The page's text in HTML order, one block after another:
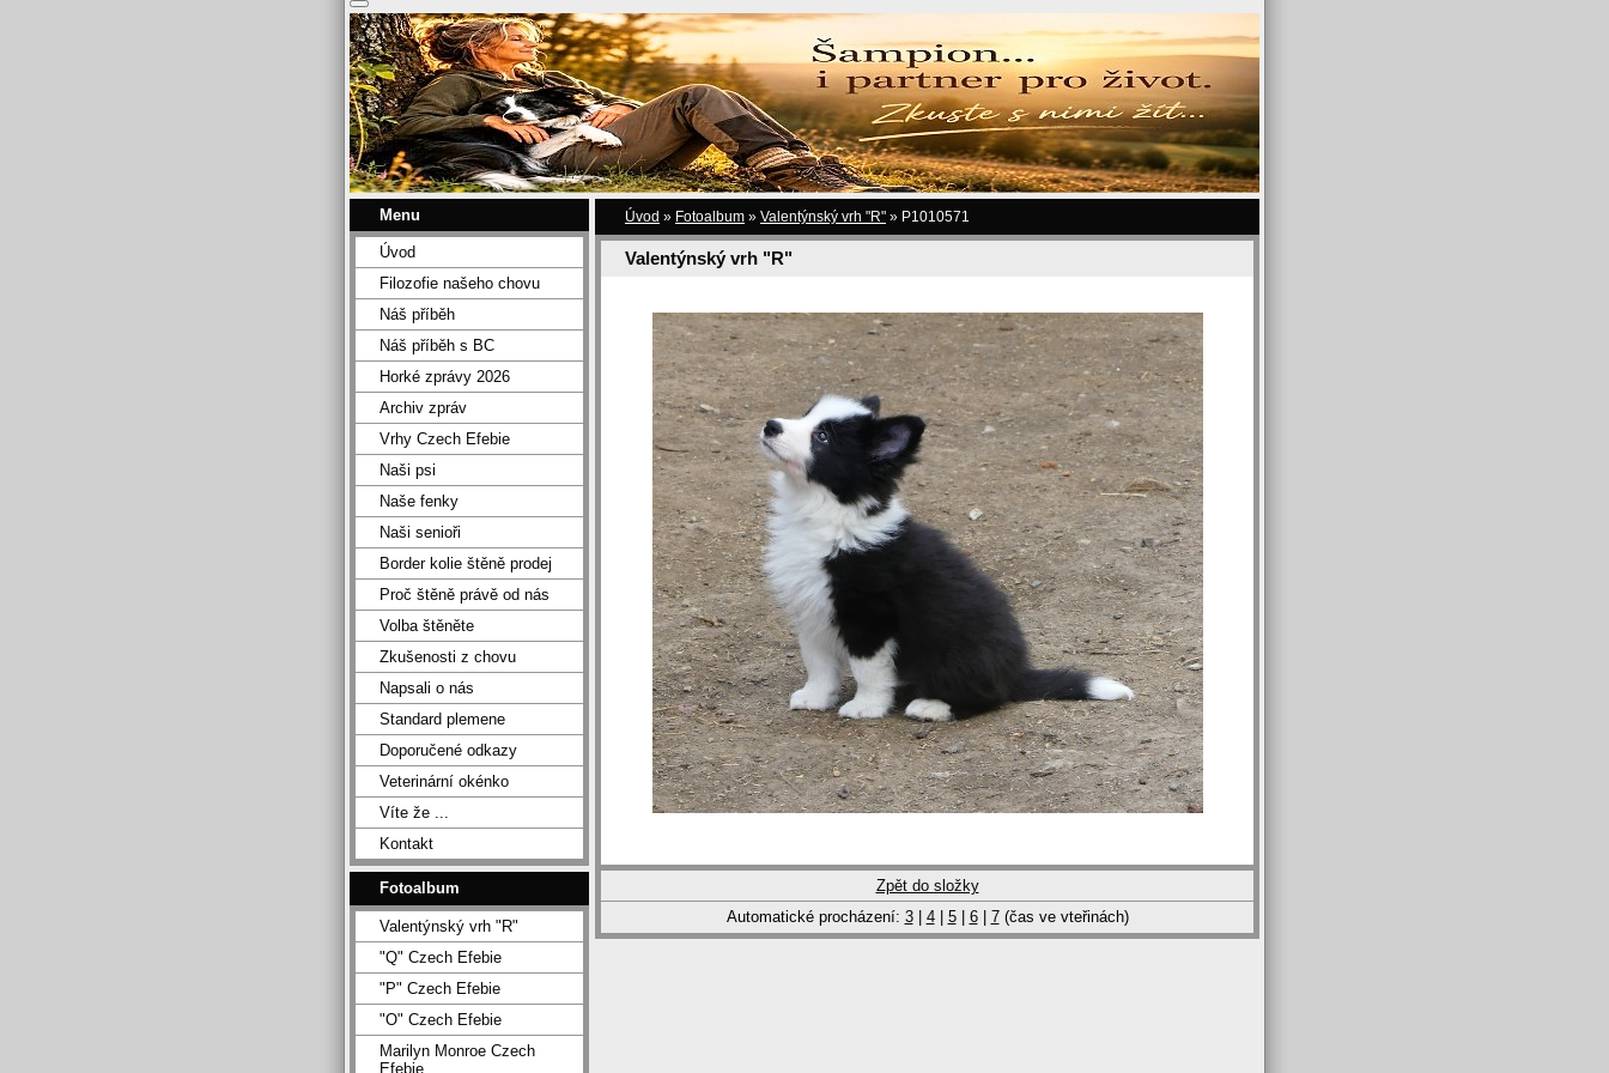
Úvod » Fotoalbum » Valentýnský vrh "R" » P1010571
Valentýnský vrh "R"
Zpět do složky
Automatické procházení: 3| 4| 5| 6| 7(čas ve vteřinách)
Menu
Úvod
Filozofie našeho chovu
Náš příběh
Náš příběh s BC
Horké zprávy 2026
Archiv zpráv
Vrhy Czech Efebie
Naši psi
Naše fenky
Naši senioři
Border kolie štěně prodej
Proč štěně právě od nás
Volba štěněte
Zkušenosti z chovu
Napsali o nás
Standard plemene
Doporučené odkazy
Veterinární okénko
Víte že ...
Kontakt
Fotoalbum
Valentýnský vrh "R"
"Q" Czech Efebie
"P" Czech Efebie
"O" Czech Efebie
Marilyn Monroe Czech
Efebie